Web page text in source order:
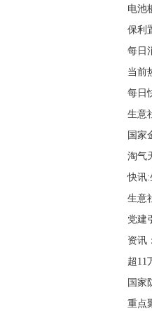
电池
保利
每日
当前
每日
生意
淘气
快讯:
生意
资讯
超11
国家
重点